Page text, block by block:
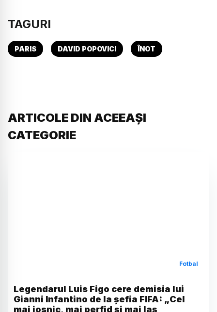
TAGURI
PARIS DAVID POPOVICI ÎNOT
ARTICOLE DIN ACEEAȘI
CATEGORIE
Fotbal
Legendarul Luis Figo cere demisia lui
Gianni Infantino de la șefia FIFA: „Cel
mai josnic, mai perfid și mai laș